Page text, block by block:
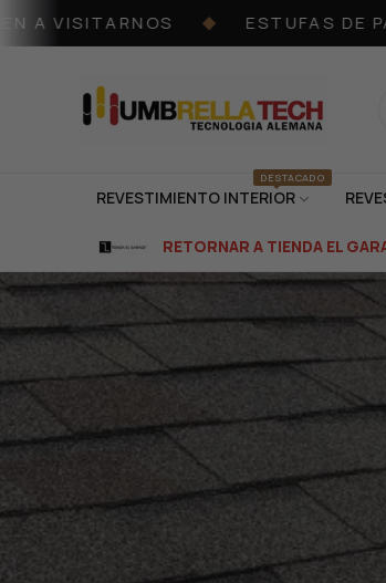
VISITARNOS ◆ ESTUFAS DE
REVESTIMIENTO INTERIOR
DESTACADO
RETORNAR A TIENDA EL